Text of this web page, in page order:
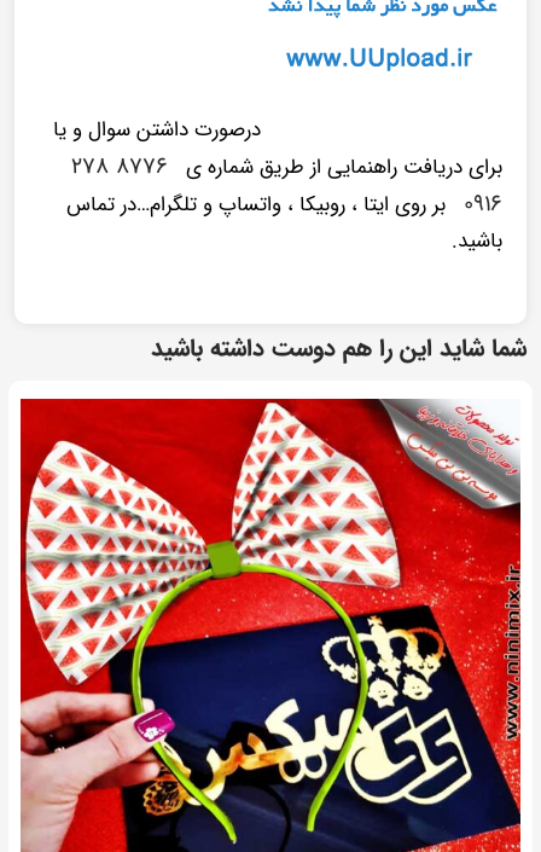
درصورت داشتن سوال و یا
برای دریافت راهنمایی از طریق شماره ی
۸۷۷۶ ۲۷۸
۰۹۱۶ بر روی ایتا ، روبیکا ، واتساپ و تلگرام…در تماس
باشید.
شما شاید این را هم دوست داشته باشید